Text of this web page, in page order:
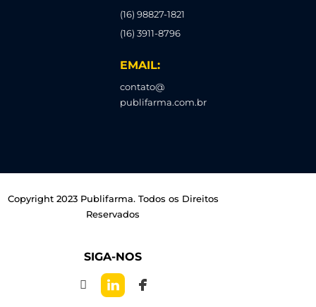
(16) 98827-1821
(16) 3911-8796
EMAIL:
contato@
publifarma.com.br
Copyright 2023 Publifarma. Todos os Direitos
Reservados
SIGA-NOS